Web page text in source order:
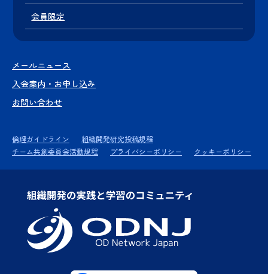
会員限定
メールニュース
入会案内・お申し込み
お問い合わせ
倫理ガイドライン
組織開発研究投稿規程
チーム共創委員会活動規程
プライバシーポリシー クッキーポリシー